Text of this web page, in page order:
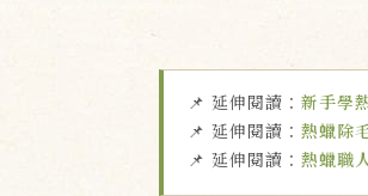
📌 延伸閱讀： 新手學
📌 延伸閱讀： 熱蠟除
📌 延伸閱讀： 熱蠟職